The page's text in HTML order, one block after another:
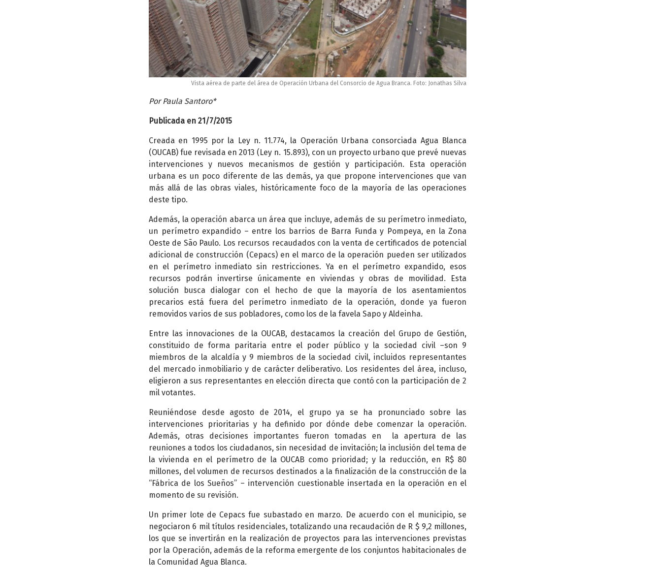
Vista aérea de parte del área de Operación Urbana del Consorcio de Agua Branca. Foto: Jonathas Silva
Por Paula Santoro*
Publicada en 21/7/2015
Creada en 1995 por la Ley n. 11.774, la Operación Urbana consorciada Agua Blanca
(OUCAB) fue revisada en 2013 (Ley n. 15.893), con un proyecto urbano que prevé nuevas
intervenciones y nuevos mecanismos de gestión y participación. Esta operación
urbana es un poco diferente de las demás, ya que propone intervenciones que van
más allá de las obras viales, históricamente foco de la mayoría de las operaciones
deste tipo.
Además, la operación abarca un área que incluye, además de su perímetro inmediato,
un perímetro expandido – entre los barrios de Barra Funda y Pompeya, en la Zona
Oeste de São Paulo. Los recursos recaudados con la venta de certificados de potencial
adicional de construcción (Cepacs) en el marco de la operación pueden ser utilizados
en el perímetro inmediato sin restricciones. Ya en el perímetro expandido, esos
recursos podrán invertirse únicamente en viviendas y obras de movilidad. Esta
solución busca dialogar con el hecho de que la mayoría de los asentamientos
precarios está fuera del perímetro inmediato de la operación, donde ya fueron
removidos varios de sus pobladores, como los de la favela Sapo y Aldeinha.
Entre las innovaciones de la OUCAB, destacamos la creación del Grupo de Gestión,
constituido de forma paritaria entre el poder público y la sociedad civil –son 9
miembros de la alcaldía y 9 miembros de la sociedad civil, incluidos representantes
del mercado inmobiliario y de carácter deliberativo. Los residentes del área, incluso,
eligieron a sus representantes en elección directa que contó con la participación de 2
mil votantes.
Reuniéndose desde agosto de 2014, el grupo ya se ha pronunciado sobre las
intervenciones prioritarias y ha definido por dónde debe comenzar la operación.
Además, otras decisiones importantes fueron tomadas en la apertura de las
reuniones a todos los ciudadanos, sin necesidad de invitación; la inclusión del tema de
la vivienda en el perímetro de la OUCAB como prioridad; y la reducción, en R$ 80
millones, del volumen de recursos destinados a la finalización de la construcción de la
“Fábrica de los Sueños” – intervención cuestionable insertada en la operación en el
momento de su revisión.
Un primer lote de Cepacs fue subastado en marzo. De acuerdo con el municipio, se
negociaron 6 mil títulos residenciales, totalizando una recaudación de R $ 9,2 millones,
los que se invertirán en la realización de proyectos para las intervenciones previstas
por la Operación, además de la reforma emergente de los conjuntos habitacionales de
la Comunidad Agua Blanca.